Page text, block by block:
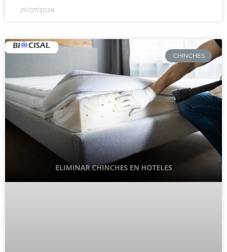
29/07/2026
CHINCHES